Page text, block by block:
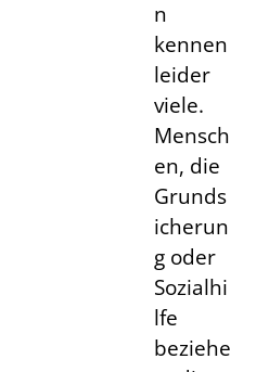
n
kennen
leider
viele.
Mensch
en, die
Grunds
icherun
g oder
Sozialhi
lfe
beziehe